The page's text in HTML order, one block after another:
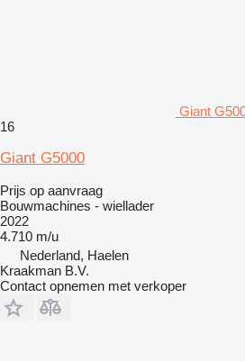
Giant
16
Giant G5000
Prijs op aanvraag
Bouwmachines - wiellader
2022
4.710 m/u
Nederland, Haelen
Kraakman B.V.
Contact opnemen met verkoper